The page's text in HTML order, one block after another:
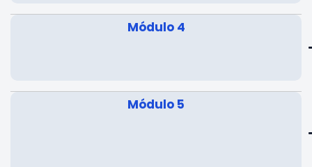
Módulo 4
Módulo 5